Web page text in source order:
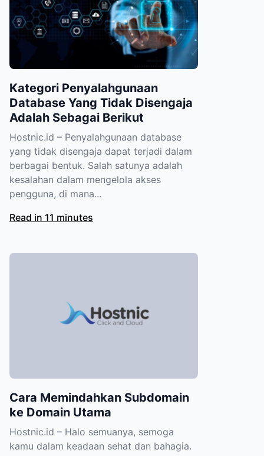
Kategori Penyalahgunaan
Database Yang Tidak Disengaja
Adalah Sebagai Berikut
Hostnic.id – Penyalahgunaan database
yang tidak disengaja dapat terjadi dalam
berbagai bentuk. Salah satunya adalah
kesalahan dalam mengelola akses
pengguna, di mana...
Read in 11 minutes
Cara Memindahkan Subdomain
ke Domain Utama
Hostnic.id – Halo semuanya, semoga
kamu dalam keadaan sehat dan bahagia.